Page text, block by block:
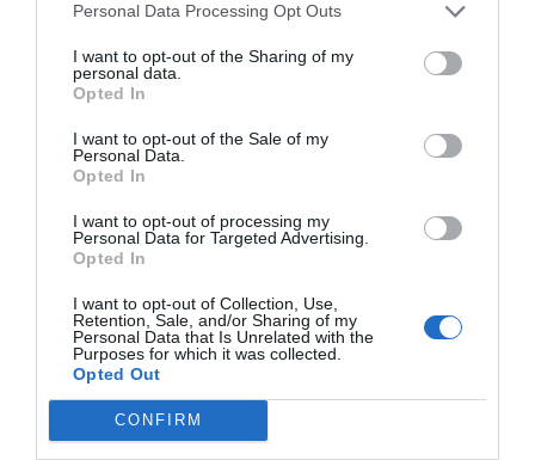
Personal Data Processing Opt Outs
I want to opt-out of the Sharing of my
personal data.
Opted In
I want to opt-out of the Sale of my
Personal Data.
Opted In
I want to opt-out of processing my
Personal Data for Targeted Advertising.
Opted In
I want to opt-out of Collection, Use,
Retention, Sale, and/or Sharing of my
Personal Data that Is Unrelated with the
Purposes for which it was collected.
Opted Out
CONFIRM
Según ha detallado la Generalitat, elpróximo viernes
22 de mayose le realizará una nueva toma de muestra,
que corresponderá a la quinta PCR, la cual será
enviada de nuevo al Centro Nacional de Microbiología